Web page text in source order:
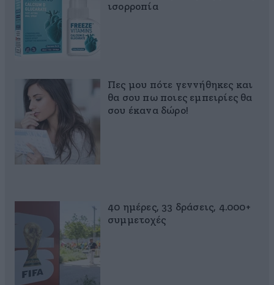
ισορροπία
Πες μου πότε γεννήθηκες και
θα σου πω ποιες εμπειρίες θα
σου έκανα δώρο!
40 ημέρες, 33 δράσεις, 4.000+
συμμετοχές